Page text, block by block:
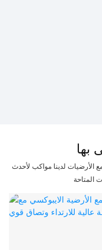
بها
الأرضيات لدينا مواكب لأحدث